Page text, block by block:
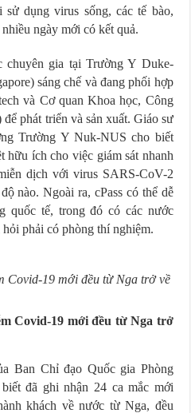
dụng virus sống, các tế bào,
ngày mới có kết quả.
chuyên gia tại Trường Y Duke-
sáng chế và đang phối hợp
và Cơ quan Khoa học, Công
phát triển và sản xuất. Giáo sư
Trường Y Nuk-NUS cho biết
hữu ích cho việc giám sát nhanh
dịch với virus SARS-CoV-2
nào. Ngoài ra, cPass có thể dễ
quốc tế, trong đó có các nước
phải có phòng thí nghiệm.
Covid-19 mới đều từ Nga trở về
Covid-19 mới đều từ Nga trở
Ban Chỉ đạo Quốc gia Phòng
đã ghi nhận 24 ca mắc mới
khách về nước từ Nga, đều